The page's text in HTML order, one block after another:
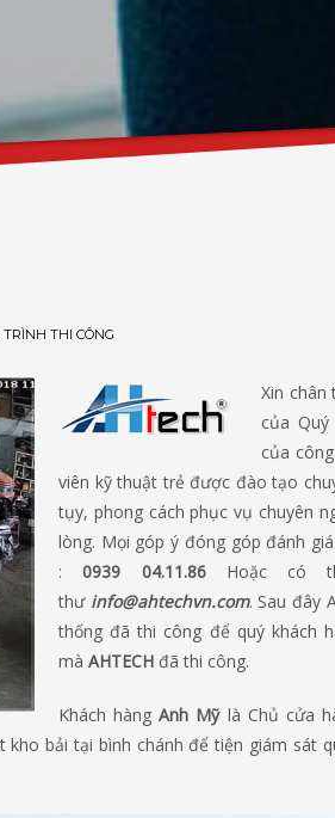
TRÌNH THI CÔNG
Xin chân
của
của
viên kỹ thuật trẻ được đào tạo
tụy, phong cách phục vụ chuyên
lòng. Mọi góp ý đóng góp đánh
:0939 04.11.86Hoặc có
thưinfo@ahtechvn.com. Sau đây
thống đã thi công để quý khách
mà AHTECH đã thi công.
Khách hàngAnh Mỹlà Chủ cửa
bải tại bình chánh để tiện giám sát